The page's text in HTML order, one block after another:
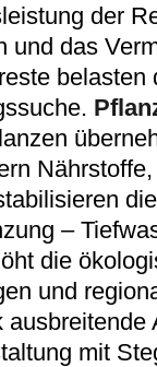
der
und das
–
die
und
mit